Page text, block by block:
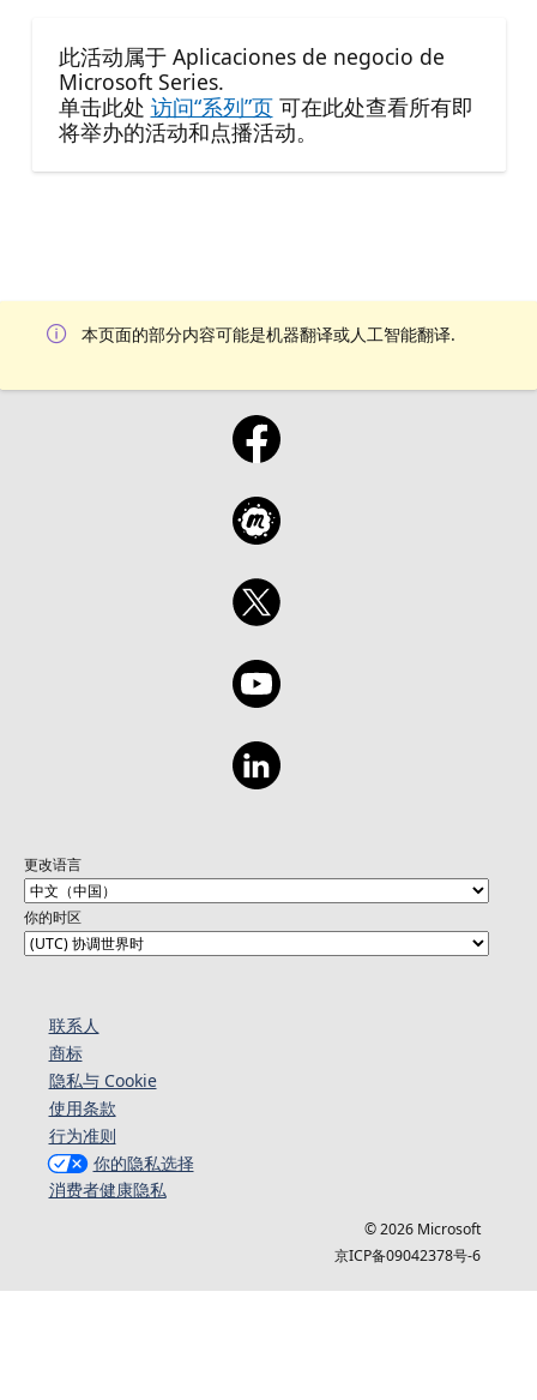
此活动属于 Aplicaciones de negocio de
Microsoft Series.
单击此处 访问“系列”页可在此处查看所有即
将举办的活动和点播活动。
本页面的部分内容可能是机器翻译或人工智能翻译.
更改语言
你的时区
联系人
商标
隐私与 Cookie
使用条款
行为准则
你的隐私选择
消费者健康隐私
© 2026 Microsoft
京ICP备09042378号-6